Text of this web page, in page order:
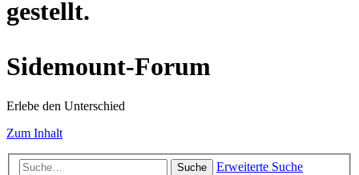
gestellt.
Sidemount-Forum
Erlebe den Unterschied
Zum Inhalt
Suche Erweiterte Suche